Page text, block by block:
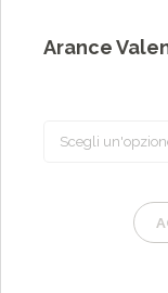
Arance